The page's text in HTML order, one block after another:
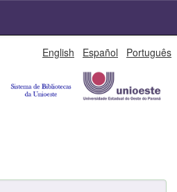
English Español Português